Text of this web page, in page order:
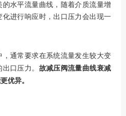
水平流量曲线，随着介质流量增
进行响应时，出口压力会出现一
通常要求在系统流量发生较大变
口压力。 故减压阀流量曲线衰减
优异。